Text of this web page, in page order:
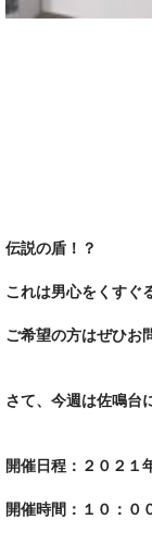
伝説の盾！？
これは男心をくすぐ
ご希望の方はぜひお
さて、今週は佐鳴台
開催日程：２０２１
開催時間：１０：